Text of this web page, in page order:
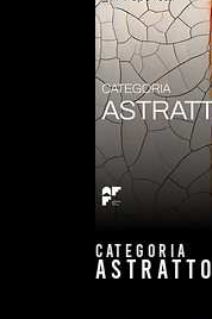
CATEGORIA
ASTRATTO